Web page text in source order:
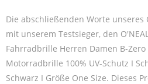
Die abschließenden Worte unseres
mit unserem Testsieger, den
Fahrradbrille Herren Damen B-Zero
Motorradbrille 100% UV-Schutz I
Schwarz I Größe One Size. Dieses